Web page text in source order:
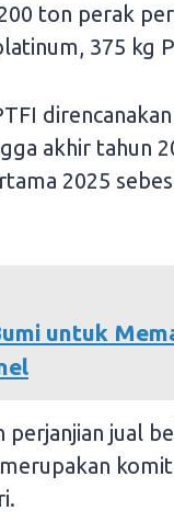
ton perak
375 kg
akhir tahun
2025
untuk
jual